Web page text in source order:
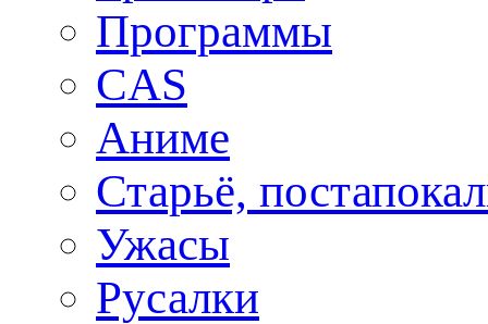
Программы
CAS
Аниме
Старьё,
Ужасы
Русалки